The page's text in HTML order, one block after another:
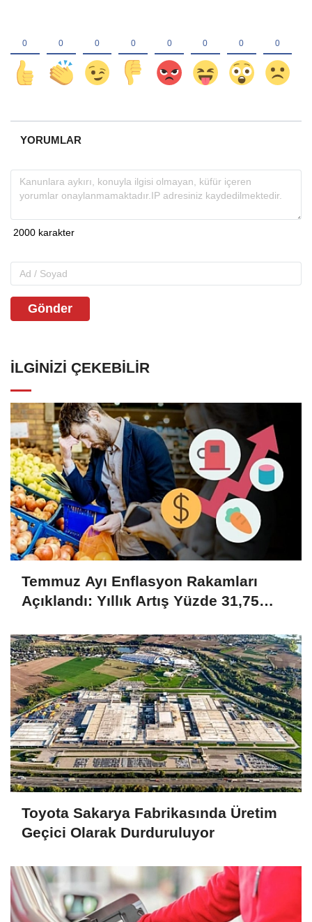
YORUMLAR
Gönder
İLGINIZI ÇEKEBILIR
Temmuz Ayı Enflasyon Rakamları
Açıklandı: Yıllık Artış Yüzde 31,75
Toyota Sakarya Fabrikasında Üretim
Geçici Olarak Durduruluyor